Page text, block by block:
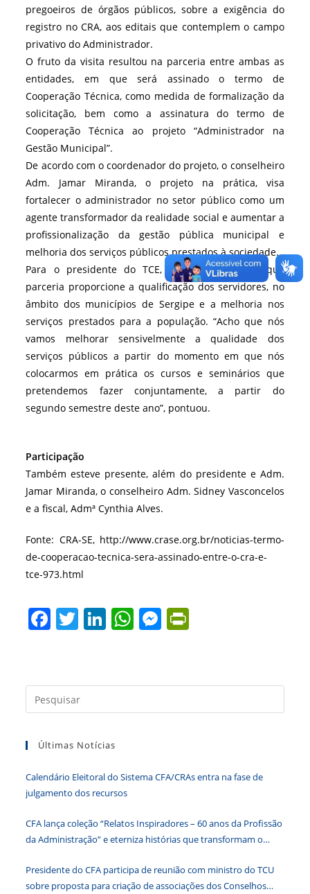
pregoeiros de órgãos públicos, sobre a exigência do
registro no CRA, aos editais que contemplem o campo
privativo do Administrador.
O fruto da visita resultou na parceria entre ambas as
entidades, em que será assinado o termo de
Cooperação Técnica, como medida de formalização da
solicitação, bem como a assinatura do termo de
Cooperação Técnica ao projeto “Administrador na
Gestão Municipal”.
De acordo com o coordenador do projeto, o conselheiro
Adm. Jamar Miranda, o projeto na prática, visa
fortalecer o administrador no setor público como um
agente transformador da realidade social e aumentar a
profissionalização da gestão pública municipal e
melhoria dos serviços públicos prestados à sociedade.
Para o presidente do TCE, a expectativa é a que
parceria proporcione a qualificação dos servidores, no
âmbito dos municípios de Sergipe e a melhoria nos
serviços prestados para a população. “Acho que nós
vamos melhorar sensivelmente a qualidade dos
serviços públicos a partir do momento em que nós
colocarmos em prática os cursos e seminários que
pretendemos fazer conjuntamente, a partir do
segundo semestre deste ano”, pontuou.
Participação
Também esteve presente, além do presidente e Adm.
Jamar Miranda, o conselheiro Adm. Sidney Vasconcelos
e a fiscal, Admª Cynthia Alves.
Fonte: CRA-SE, http://www.crase.org.br/noticias-termo-
de-cooperacao-tecnica-sera-assinado-entre-o-cra-e-
tce-973.html
F
e
b
o
k
T
er
Li
e
dI
W
s
A
M
e
n
ri
e
y
a
Últimas Notícias
Calendário Eleitoral do Sistema CFA/CRAs entra na fase de
julgamento dos recursos
CFA lança coleção “Relatos Inspiradores – 60 anos da Profissão
da Administração” e eterniza histórias que transformam o
Presidente do CFA participa de reunião com ministro do TCU
sobre proposta para criação de associações dos Conselhos